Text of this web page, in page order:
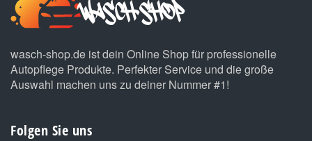
wasch-shop.de ist dein Online Shop für professionelle
Autopflege Produkte. Perfekter Service und die große
Auswahl machen uns zu deiner Nummer #1!
Folgen Sie uns